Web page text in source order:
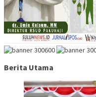
Berita Utama